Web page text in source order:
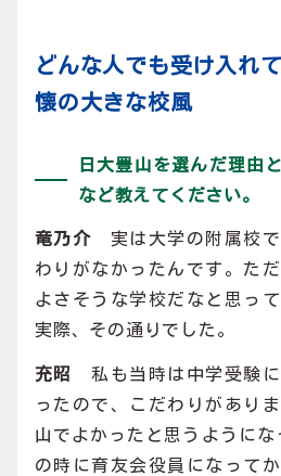
どんな人でも受け入れ
懐の大きな校風
日大豊山を選んだ理由
など教えてください。
竜乃介
実は大学の附属校
わりがなかったんです。た
よさそうな学校だなと思っ
実際、その通りでした。
充昭 私も当時は中学受験
ったので、こだわりがあり
山でよかったと思うようにな
の時に育友会役員になって